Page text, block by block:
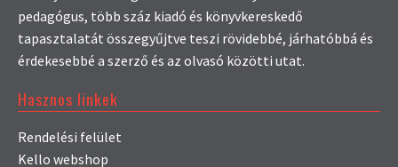
pedagógus, több száz kiadó és könyvkereskedő
tapasztalatát összegyűjtve teszi rövidebbé, járhatóbbá és
érdekesebbé a szerző és az olvasó közötti utat.
Hasznos linkek
Rendelési felület
Kello webshop